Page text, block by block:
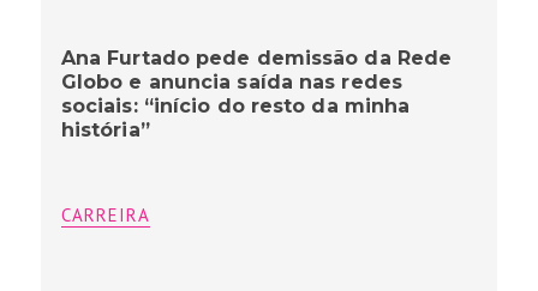
Ana Furtado pede demissão da Rede
Globo e anuncia saída nas redes
sociais: “início do resto da minha
história”
CARREIRA